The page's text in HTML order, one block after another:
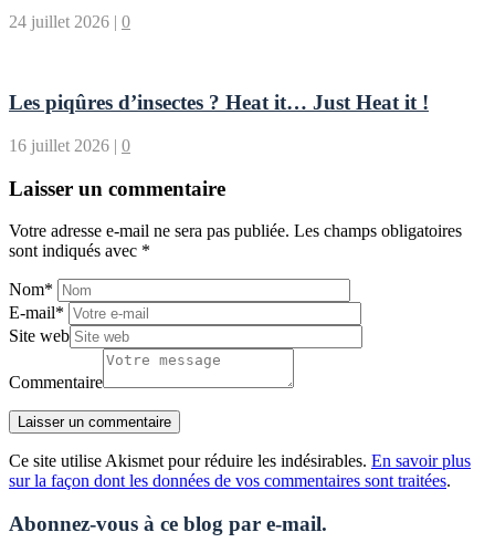
24 juillet 2026 | 0
Les piqûres d’insectes ? Heat it… Just Heat it !
16 juillet 2026 | 0
Laisser un commentaire
Votre adresse e-mail ne sera pas publiée. Les champs obligatoires
sont indiqués avec *
Nom*
E-mail*
Site web
Commentaire
Ce site utilise Akismet pour réduire les indésirables. En savoir plus
sur la façon dont les données de vos commentaires sont traitées.
Abonnez-vous à ce blog par e-mail.